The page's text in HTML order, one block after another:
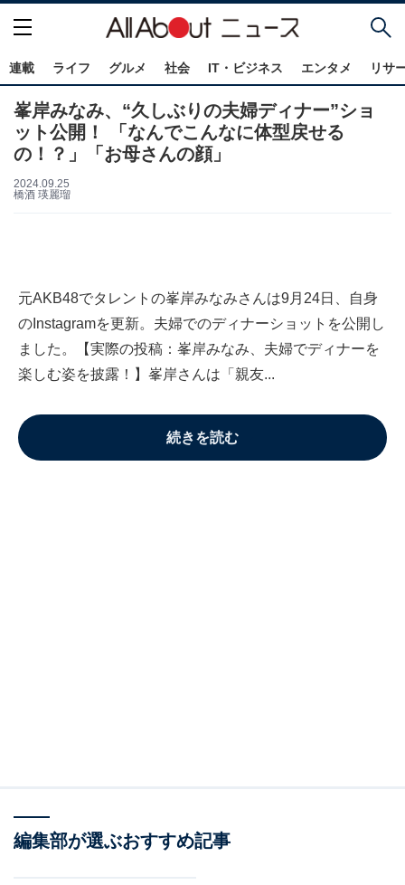
連載 ライフ グルメ 社会 IT・ビジネス エンタメ リサ
峯岸みなみ、“久しぶりの夫婦ディナー”ショ
ット公開！ 「なんでこんなに体型戻せる
の！？」「お母さんの顔」
2024.09.25
橋酒 瑛麗瑠
元AKB48でタレントの峯岸みなみさんは9月24日、自身
のInstagramを更新。夫婦でのディナーショットを公開し
ました。【実際の投稿：峯岸みなみ、夫婦でディナーを
楽しむ姿を披露！】峯岸さんは「親友...
続きを読む
編集部が選ぶおすすめ記事